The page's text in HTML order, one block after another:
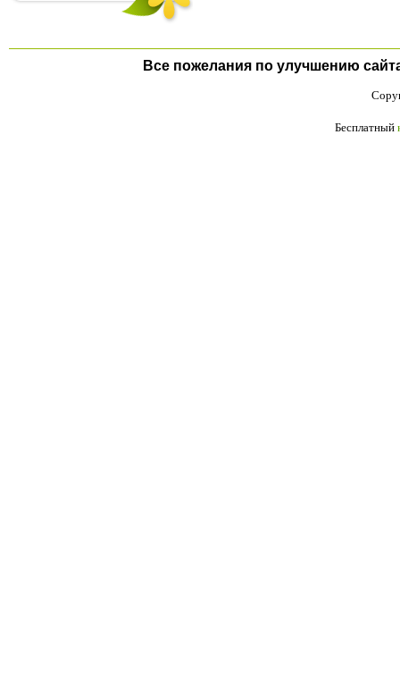
Все пожелания по улучшению
Бесплатный